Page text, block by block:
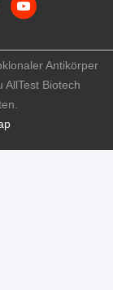
Antikörper
Biotech